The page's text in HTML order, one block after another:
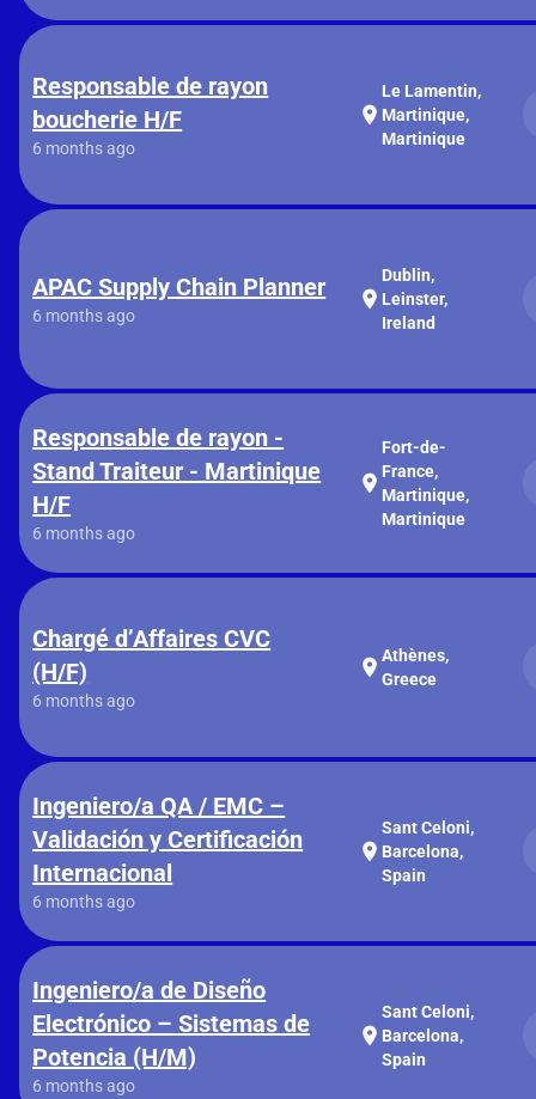
Responsable de rayon
boucherie H/F
6 months ago
location_on
Le Lamentin,
Martinique,
Martinique
APAC Supply Chain Planner
6 months ago
location_on
Dublin,
Leinster,
Ireland
Responsable de rayon -
Stand Traiteur - Martinique
H/F
6 months ago
location_on
Fort-de-
France,
Martinique,
Martinique
Chargé d’Affaires CVC
(H/F)
6 months ago
location_onAthènes,
Greece
Ingeniero/a QA / EMC –
Validación y Certificación
Internacional
6 months ago
location_on
Sant Celoni,
Barcelona,
Spain
Ingeniero/a de Diseño
Electrónico – Sistemas de
Potencia (H/M)
6 months ago
location_on
Sant Celoni,
Barcelona,
Spain